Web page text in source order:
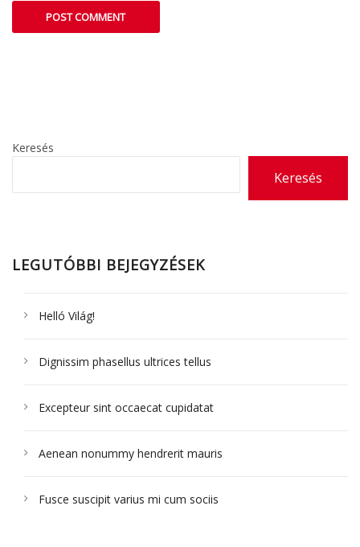
Keresés
Keresés
LEGUTÓBBI BEJEGYZÉSEK
Helló Világ!
Dignissim phasellus ultrices tellus
Excepteur sint occaecat cupidatat
Aenean nonummy hendrerit mauris
Fusce suscipit varius mi cum sociis